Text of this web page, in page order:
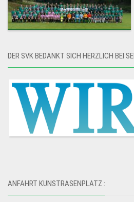
DER SVK BEDANKT SICH HERZLICH BEI
ANFAHRT KUNSTRASENPLATZ :